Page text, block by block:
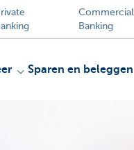
Commercial
Banking
Sparen en beleggen